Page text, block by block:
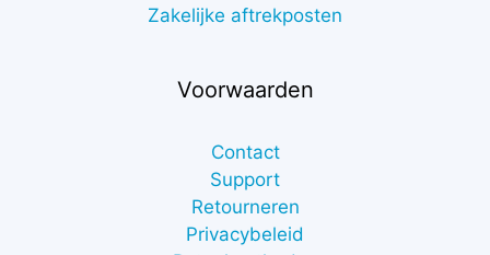
Zakelijke aftrekposten
Voorwaarden
Contact
Support
Retourneren
Privacybeleid